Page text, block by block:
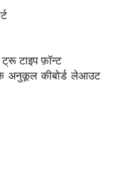
टाइप फ़ॉन्ट
के अनुकूल कीबोर्ड लेआउट